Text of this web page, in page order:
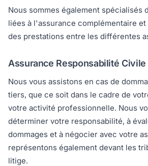
Nous sommes également spécialisés
liées à l'assurance complémentaire
des prestations entre les différentes
Assurance Responsabilité Civile
Nous vous assistons en cas de
tiers, que ce soit dans le cadre de
votre activité professionnelle. Nous
déterminer votre responsabilité, à
dommages et à négocier avec votre
représentons également devant les
litige.